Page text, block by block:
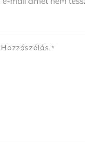
Hozzászólás *